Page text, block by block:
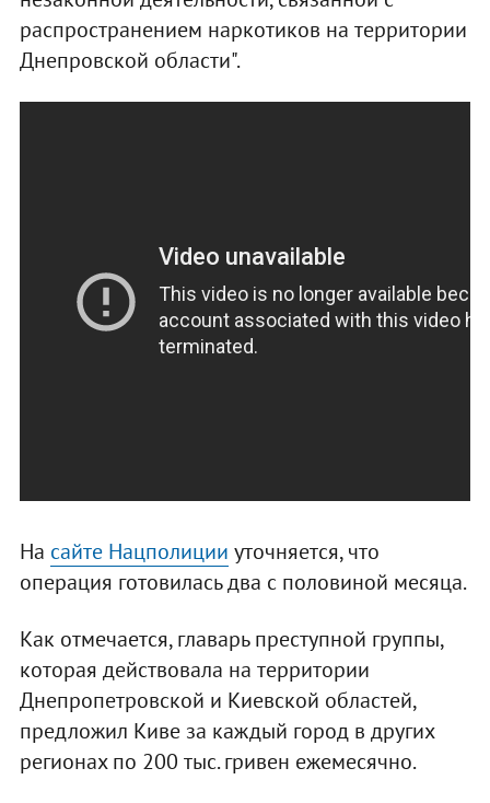
распространением наркотиков на территории
Днепровской области".
На сайте Нацполиции уточняется, что
операция готовилась два с половиной месяца.
Как отмечается, главарь преступной группы,
которая действовала на территории
Днепропетровской и Киевской областей,
предложил Киве за каждый город в других
регионах по 200 тыс. гривен ежемесячно.